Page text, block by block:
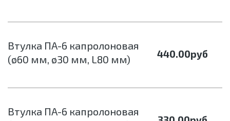
Втулка ПА-6 капролоновая
(ø60 мм, ø30 мм, L80 мм)
440.00руб
Втулка ПА-6 капролоновая